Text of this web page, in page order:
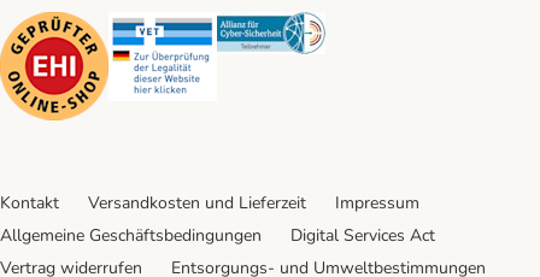
Security Security Security
Kontakt Versandkosten und Lieferzeit
Impressum
Allgemeine Geschäftsbedingungen
Digital Services Act
Vertrag widerrufen
Entsorgungs- und Umweltbestimmungen